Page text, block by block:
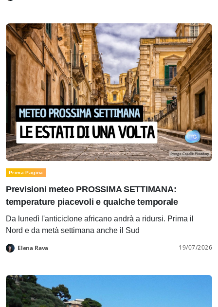
Prima Pagina
Previsioni meteo PROSSIMA SETTIMANA:
temperature piacevoli e qualche temporale
Da lunedì l'anticiclone africano andrà a ridursi. Prima il
Nord e da metà settimana anche il Sud
Elena Rava 19/07/2026